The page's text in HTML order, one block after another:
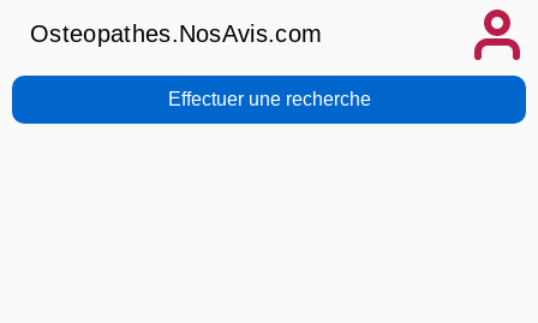
Osteopathes.NosAvis.com
Effectuer une recherche